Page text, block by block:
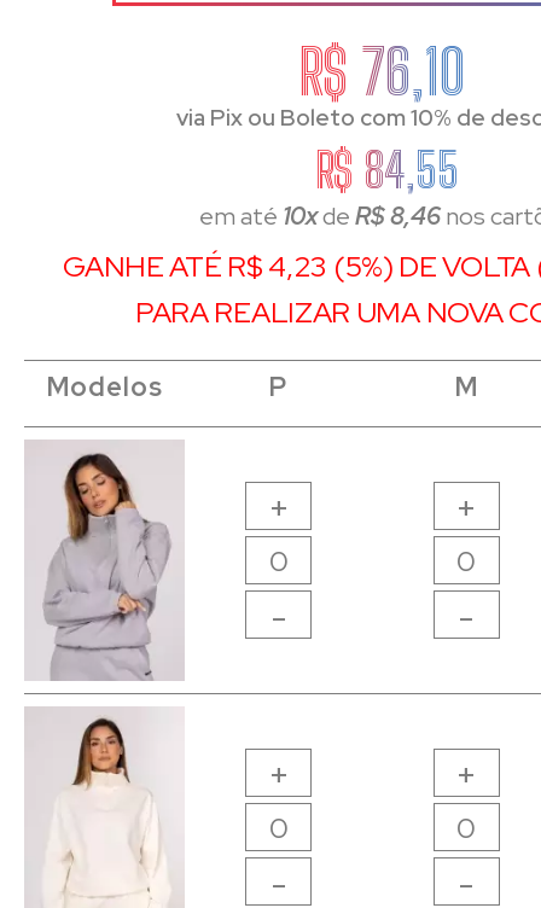
R$ 76,10
via Pix ou Boleto com 10% de
R$ 84,55
em até 10xdeR$ 8,46nos
GANHE ATÉ R$ 4,23 (5%) DE
PARA REALIZAR UMA NOVA
Modelos P M
+
-
+
-
+
-
+
-
Modelos
Modelos
Modelos P M